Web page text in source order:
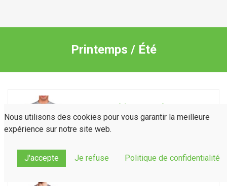
Printemps / Été
Tee-Shirt Manches
Courtes PREMIUM
100%Coton 185g
Nous utilisons des cookies pour vous garantir la meilleure
expérience sur notre site web.
J'accepte Je refuse Politique de confidentialité